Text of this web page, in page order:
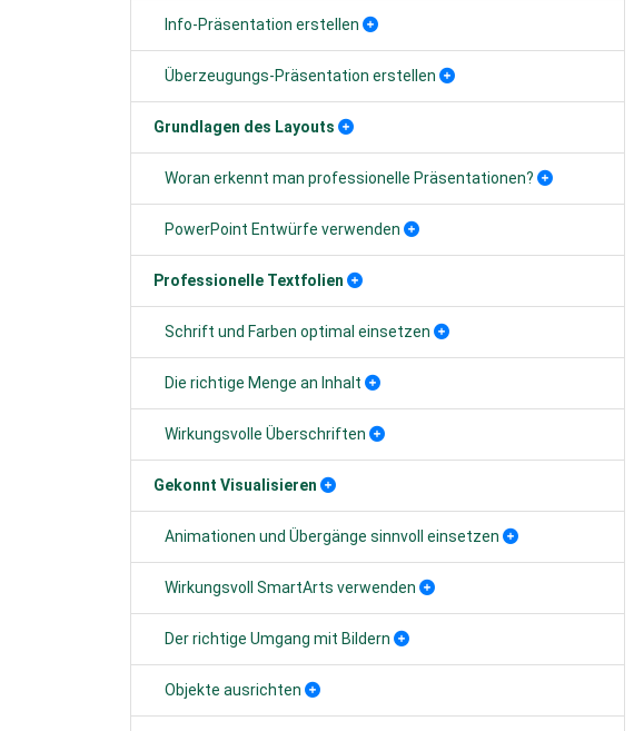
Info-Präsentation erstellen
Überzeugungs-Präsentation erstellen
Grundlagen des Layouts
Woran erkennt man professionelle Präsentationen?
PowerPoint Entwürfe verwenden
Professionelle Textfolien
Schrift und Farben optimal einsetzen
Die richtige Menge an Inhalt
Wirkungsvolle Überschriften
Gekonnt Visualisieren
Animationen und Übergänge sinnvoll einsetzen
Wirkungsvoll SmartArts verwenden
Der richtige Umgang mit Bildern
Objekte ausrichten